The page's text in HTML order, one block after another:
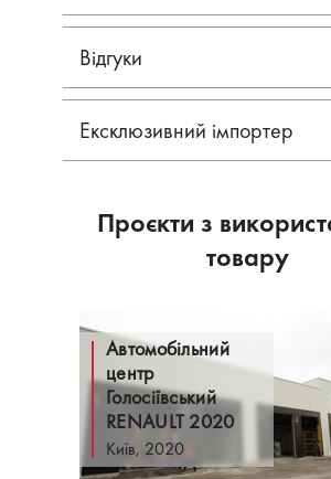
Відгуки
Ексклюзивний імпортер
Проєкти з
товару
Автомобільний
центр
Голосіївський
RENAULT 2020
Київ, 2020